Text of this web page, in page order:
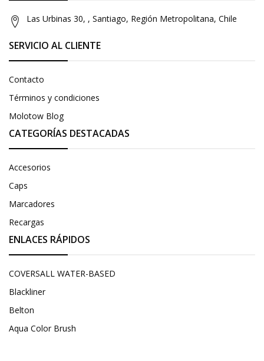
Las Urbinas 30, , Santiago, Región Metropolitana, Chile
SERVICIO AL CLIENTE
Contacto
Términos y condiciones
Molotow Blog
CATEGORÍAS DESTACADAS
Accesorios
Caps
Marcadores
Recargas
ENLACES RÁPIDOS
COVERSALL WATER-BASED
Blackliner
Belton
Aqua Color Brush